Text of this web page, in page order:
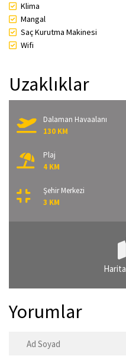
Klima
Mangal
Saç Kurutma Makinesi
Wifi
Uzaklıklar
Dalaman Havaalanı
130 KM
Plaj
4 KM
Şehir Merkezi
3 KM
Yorumlar